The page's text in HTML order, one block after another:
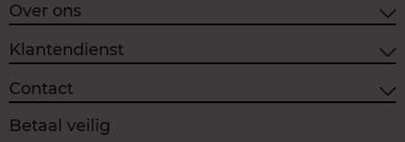
Over ons
Klantendienst
Contact
Betaal veilig